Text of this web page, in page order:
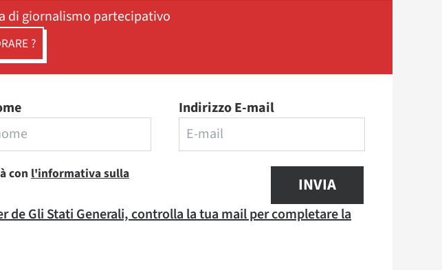
di giornalismo partecipativo
?
Indirizzo E-mail
con l'informativa sulla
INVIA
de Gli Stati Generali, controlla la tua mail per completare la